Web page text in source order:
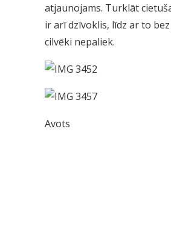
atjaunojams. Turklāt
ir arī dzīvoklis, līdz ar to
cilvēki nepaliek.
Avots